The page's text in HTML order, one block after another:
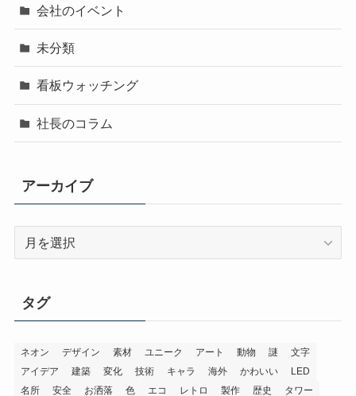
会社のイベント
未分類
看板ウォッチング
社長のコラム
アーカイブ
ブ
タグ
ネオン デザイン 素材 ユニーク アート 動物 謎
文字
アイデア
建築 変化 技術 キャラ 海外 かわいい
LED
名所
安全 お洒落 色 エコ レトロ 製作 歴史
タワー